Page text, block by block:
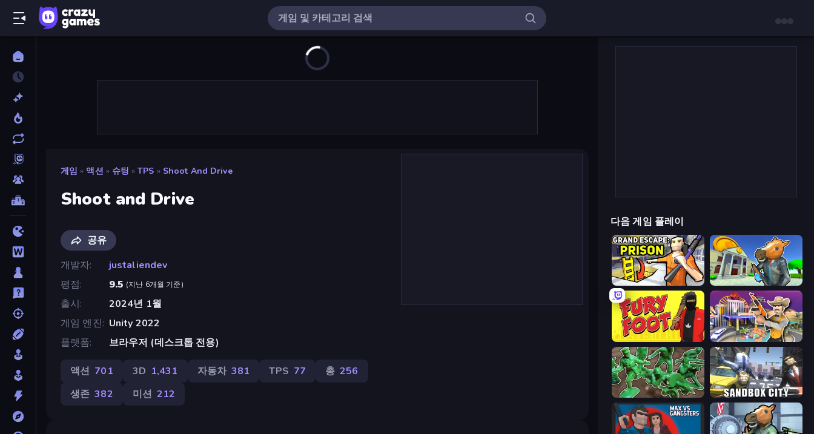
게임 » 액션 » 슈팅 » TPS » Shoot And Drive
Shoot and Drive
공유
개발자
justaliendev
평점
9.5 (지난 6개월 기준)
출시
2024년 1월
게임 엔진
Unity 2022
플랫폼
브라우저 (데스크톱 전용)
액션 701 3D 1,431 자동차 381 TPS 77 총 256
생존 382 미션 212
다음 게임 플레이
Grand Escape: Prison Bank Robbery 3
Fury Foot Casino Robbery
Soldiers - Capture and Control! Sandbox City